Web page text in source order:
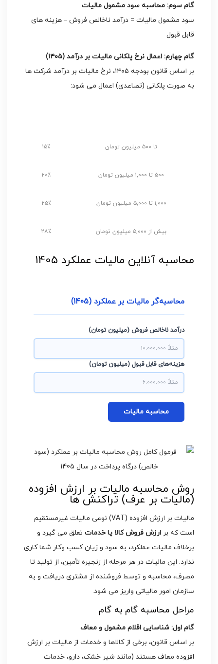
گام سوم: محاسبه سود مشمول مالیات
سود مشمول مالیات = درآمد ناخالص فروش – هزینه های
قابل قبول
گام چهارم: اعمال نرخ پلکانی مالیات بر درآمد (۱۴۰۵)
بر اساس قانون بودجه
۱۴۰۵، نرخ مالیات بر درآمد شرکت ها
به صورت پلکانی (تصاعدی) اعمال می شود:
تا ۵۰۰ میلیون تومان ۱۵٪
۵۰۰ تا ۱,۰۰۰ میلیون تومان ۲۰٪
۱,۰۰۰ تا ۵,۰۰۰ میلیون تومان ۲۵٪
بیش از ۵,۰۰۰ میلیون تومان ۲۸٪
محاسبه آنلاین مالیات عملکرد 1405
محاسبه‌گر مالیات بر عملکرد (۱۴۰۵)
درآمد ناخالص فروش (میلیون تومان)
هزینه‌های قابل قبول (میلیون تومان)
محاسبه مالیات
روش محاسبه مالیات بر ارزش افزوده
(مالیات بر عرف) تراکنش ها
مالیات بر ارزش افزوده (VAT) نوعی مالیات غیرمستقیم
است که بر ارزش فروش کالا یا خدمات تعلق می گیرد و
برخلاف مالیات عملکرد، به سود و زیان کسب وکار شما کاری
ندارد. این مالیات در هر مرحله از زنجیره تأمین، از تولید تا
مصرف، محاسبه و توسط فروشنده از مشتری دریافت و به
سازمان امور مالیاتی واریز می شود.
مراحل محاسبه گام به گام
گام اول: شناسایی اقلام مشمول و معاف
بر اساس قانون، برخی از کالاها و خدمات از مالیات بر ارزش
افزوده معاف هستند (مانند شیر خشک، دارو، خدمات